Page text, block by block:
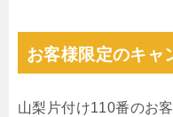
お客様限定のキャ
山梨片付け110番のお